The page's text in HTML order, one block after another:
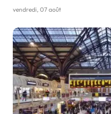
vendredi, 07 août